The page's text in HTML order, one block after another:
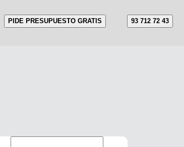
PIDE PRESUPUESTO GRATIS 93 712 72 43